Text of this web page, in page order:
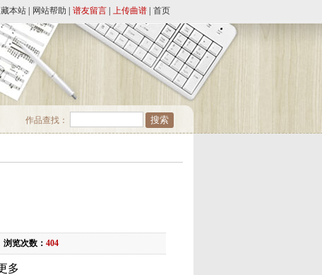
本站 网站帮助 谱友留言 上传曲谱 首页
作品查找：
浏览次数： 404
多